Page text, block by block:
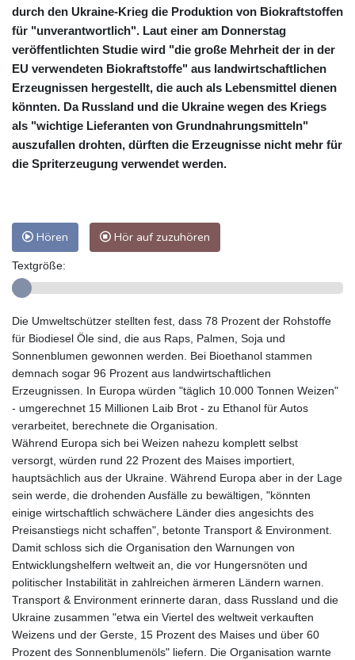
durch den Ukraine-Krieg die Produktion von Biokraftstoffen
für "unverantwortlich". Laut einer am Donnerstag
veröffentlichten Studie wird "die große Mehrheit der in der
EU verwendeten Biokraftstoffe" aus landwirtschaftlichen
Erzeugnissen hergestellt, die auch als Lebensmittel dienen
könnten. Da Russland und die Ukraine wegen des Kriegs
als "wichtige Lieferanten von Grundnahrungsmitteln"
auszufallen drohten, dürften die Erzeugnisse nicht mehr für
die Spriterzeugung verwendet werden.
Hören Hör auf zuzuhören
Textgröße:
Die Umweltschützer stellten fest, dass 78 Prozent der Rohstoffe
für Biodiesel Öle sind, die aus Raps, Palmen, Soja und
Sonnenblumen gewonnen werden. Bei Bioethanol stammen
demnach sogar 96 Prozent aus landwirtschaftlichen
Erzeugnissen. In Europa würden "täglich 10.000 Tonnen Weizen"
- umgerechnet 15 Millionen Laib Brot - zu Ethanol für Autos
verarbeitet, berechnete die Organisation.
Während Europa sich bei Weizen nahezu komplett selbst
versorgt, würden rund 22 Prozent des Maises importiert,
hauptsächlich aus der Ukraine. Während Europa aber in der Lage
sein werde, die drohenden Ausfälle zu bewältigen, "könnten
einige wirtschaftlich schwächere Länder dies angesichts des
Preisanstiegs nicht schaffen", betonte Transport & Environment.
Damit schloss sich die Organisation den Warnungen von
Entwicklungshelfern weltweit an, die vor Hungersnöten und
politischer Instabilität in zahlreichen ärmeren Ländern warnen.
Transport & Environment erinnerte daran, dass Russland und die
Ukraine zusammen "etwa ein Viertel des weltweit verkauften
Weizens und der Gerste, 15 Prozent des Maises und über 60
Prozent des Sonnenblumenöls" liefern. Die Organisation warnte